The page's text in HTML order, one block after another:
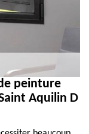
peinture
Aquilin D